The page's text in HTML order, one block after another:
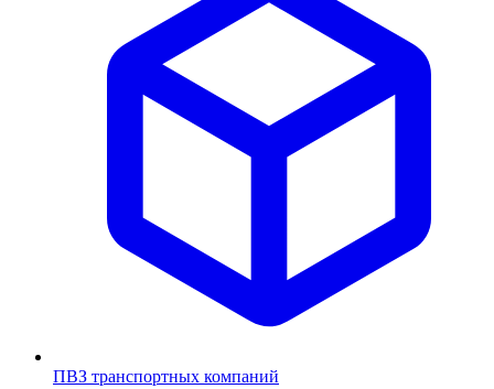
ПВЗ транспортных компаний